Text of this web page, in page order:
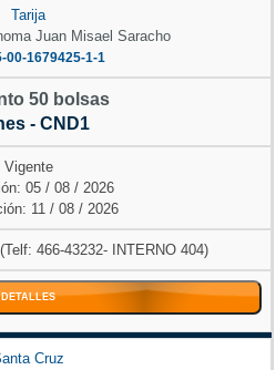
Tarija
Juan Misael Saracho
00-1679425-1-1
50 bolsas
- CND1
Vigente
05 / 08 / 2026
11 / 08 / 2026
466-43232- INTERNO 404)
DETALLES
Cruz